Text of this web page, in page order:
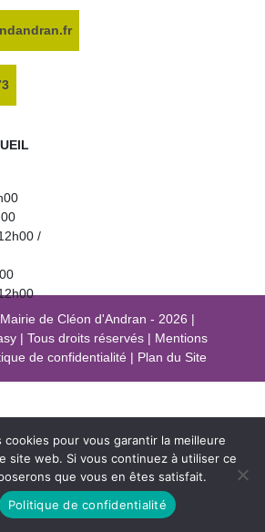
/
de Cléon d'Andran - 2026 |
| Tous droits réservés | Mentions
de confidentialité | Plan du Site
cookies pour vous garantir la meilleure
site web. Si vous continuez à utiliser ce
que vous en êtes satisfait.
Politique de confidentialité